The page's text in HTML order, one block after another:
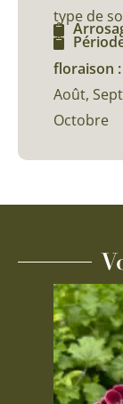
type de
floraison :
Août,
Octobre